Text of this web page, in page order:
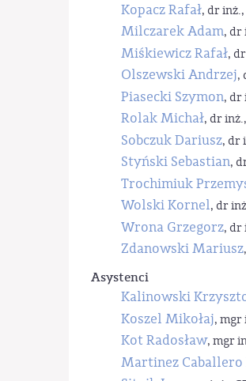
Kopacz Rafał, dr inż.,
Milczarek Adam, dr
Miśkiewicz Rafał,
Olszewski Andrzej,
Piasecki Szymon, dr
Rolak Michał, dr
Sobczuk Dariusz, dr
Styński Sebastian,
Trochimiuk
Wolski Kornel, dr
Wrona Grzegorz, dr
Zdanowski Mariusz
Asystenci
Kalinowski
Koszel Mikołaj, mgr
Kot Radosław, mgr
Martinez Caballero